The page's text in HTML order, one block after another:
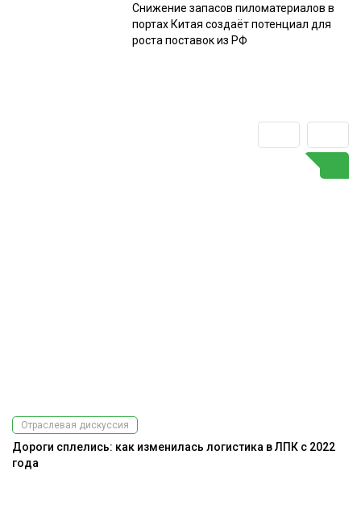
Снижение запасов пиломатериалов в
портах Китая создаёт потенциал для
роста поставок из РФ
Отраслевая дискуссия
Дороги сплелись: как изменилась логистика в ЛПК с 2022
года